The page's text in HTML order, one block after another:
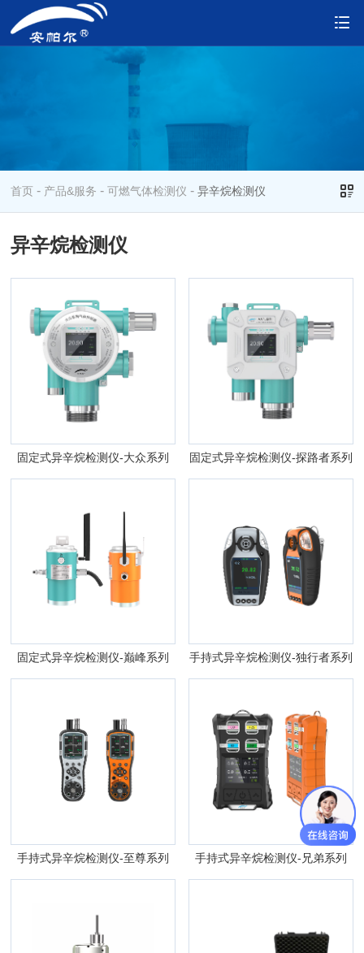
首页 - 产品&服务 -可燃气体检测仪 -异辛烷检测仪
异辛烷检测仪
固定式异辛烷检测仪-大众系列 固定式异辛烷检测仪-探路者系列
固定式异辛烷检测仪-巅峰系列 手持式异辛烷检测仪-独行者系列
手持式异辛烷检测仪-至尊系列 手持式异辛烷检测仪-兄弟系列